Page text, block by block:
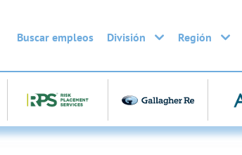
Buscar empleos División Región